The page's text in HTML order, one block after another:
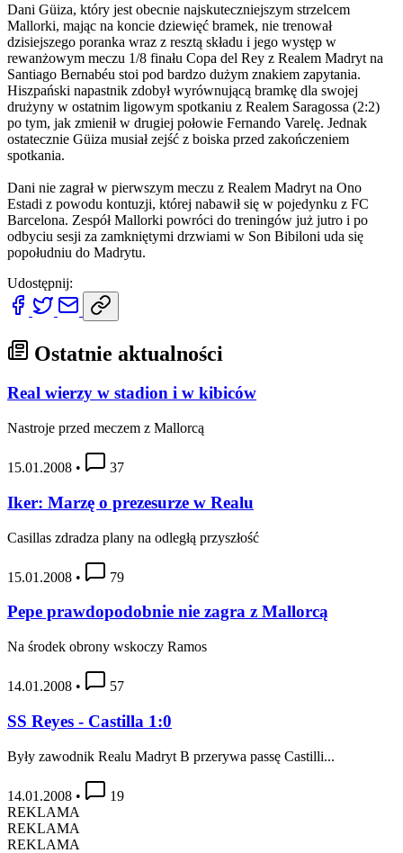
Dani Güiza, który jest obecnie najskuteczniejszym strzelcem
Mallorki, mając na koncie dziewięć bramek, nie trenował
dzisiejszego poranka wraz z resztą składu i jego występ w
rewanżowym meczu 1/8 finału Copa del Rey z Realem Madryt na
Santiago Bernabéu stoi pod bardzo dużym znakiem zapytania.
Hiszpański napastnik zdobył wyrównującą bramkę dla swojej
drużyny w ostatnim ligowym spotkaniu z Realem Saragossa (2:2)
po tym, jak zmienił w drugiej połowie Fernando Varelę. Jednak
ostatecznie Güiza musiał zejść z boiska przed zakończeniem
spotkania.
Dani nie zagrał w pierwszym meczu z Realem Madryt na Ono
Estadi z powodu kontuzji, której nabawił się w pojedynku z FC
Barcelona. Zespół Mallorki powróci do treningów już jutro i po
odbyciu sesji za zamkniętymi drzwiami w Son Bibiloni uda się
popołudniu do Madrytu.
Udostępnij:
Ostatnie aktualności
Real wierzy w stadion i w kibiców
Nastroje przed meczem z Mallorcą
15.01.2008 • 37
Iker: Marzę o prezesurze w Realu
Casillas zdradza plany na odległą przyszłość
15.01.2008 • 79
Pepe prawdopodobnie nie zagra z Mallorcą
Na środek obrony wskoczy Ramos
14.01.2008 • 57
SS Reyes - Castilla 1:0
Były zawodnik Realu Madryt B przerywa passę Castilli...
14.01.2008 •
19
REKLAMA
REKLAMA
REKLAMA